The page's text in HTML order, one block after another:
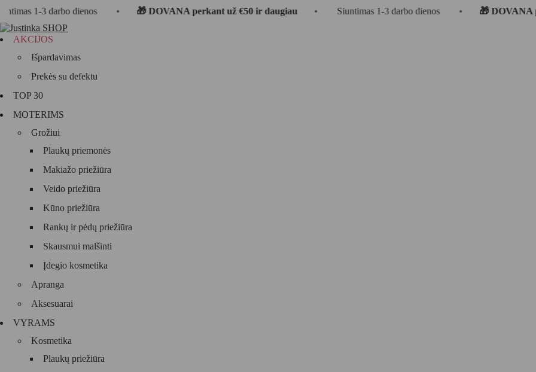
3 darbo dienos • 🎁 DOVANA perkant už €50 ir daugiau • Siuntimas 1-3 darbo dienos • 🎁 DOVANA perkant
AKCIJOS
Išpardavimas
Prekės su defektu
TOP 30
MOTERIMS
Grožiui
Plaukų priemonės
Makiažo priežiūra
Veido priežiūra
Kūno priežiūra
Rankų ir pėdų priežiūra
Skausmui malšinti
Įdegio kosmetika
Apranga
Aksesuarai
VYRAMS
Kosmetika
Plaukų priežiūra